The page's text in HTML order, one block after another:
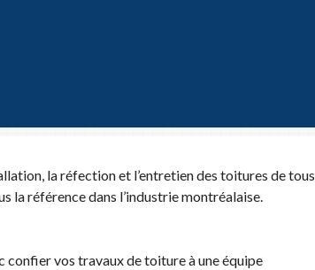
# DE TÉLÉPHONE
la réfection et l’entretien des toitures de tous
la référence dans l’industrie montréalaise.
vos travaux de toiture à une équipe